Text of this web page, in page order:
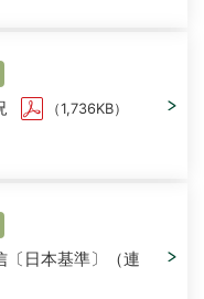
（1,736KB）
〔日本基準〕（連